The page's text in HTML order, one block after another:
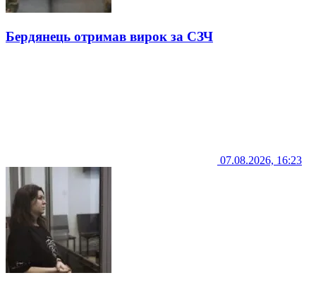
Бердянець отримав вирок за СЗЧ
07.08.2026, 16:23